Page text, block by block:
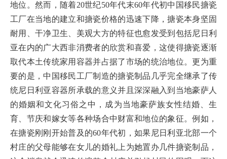
地位。然而，随着20世纪50年代末60年代初中国移民搪瓷
工厂在当地的建立和搪瓷价格的迅速下降，搪瓷本身坚固
耐用、干净卫生、美观大方的特征也愈发受到包括尼日利
亚在内的广大西非消费者的欣赏和喜爱，这使得搪瓷逐渐
取代本土传统家用容器并占据了市场的统治地位。更为重
要的是，中国移民工厂制造的搪瓷制品几乎完全继承了传
统尼日利亚容器所承载的意义并且深深融入到当地豪萨人
的婚姻和文化习俗之中，成为当地豪萨族女性结婚、生
育、节庆和嫁女等各种场合中财富和地位的象征。例如，
在搪瓷刚刚开始普及的60年代初，如果尼日利亚北部一个
村庄的父母能够在女儿的婚礼上为她置办几件搪瓷制品，